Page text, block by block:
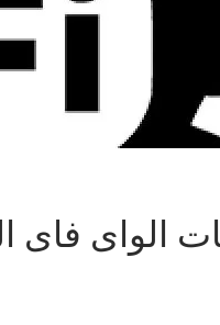
الواى فاى